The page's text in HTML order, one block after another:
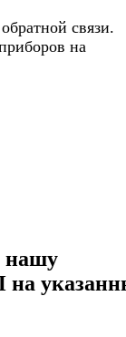
связи.
на
нашу